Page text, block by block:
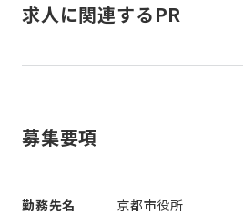
求人に関連するPR
募集要項
勤務先名 京都市役所